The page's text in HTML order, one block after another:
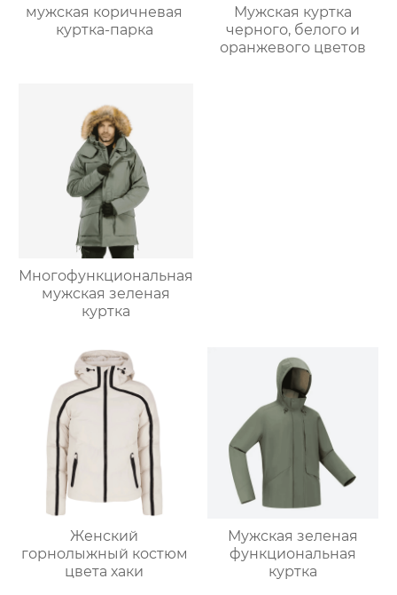
мужская коричневая
куртка-парка
Мужская куртка
черного, белого и
оранжевого цветов
Многофункциональная
мужская зеленая
куртка
Женский
горнолыжный костюм
цвета хаки
Мужская зеленая
функциональная
куртка